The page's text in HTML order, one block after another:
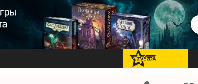
перейти на Zvezda